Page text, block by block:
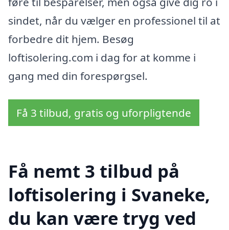
sindet, når du vælger en professionel til at
forbedre dit hjem. Besøg
loftisolering.com i dag for at komme i
gang med din forespørgsel.
Få 3 tilbud, gratis og uforpligtende
Få nemt 3 tilbud på
loftisolering i Svaneke,
du kan være tryg ved